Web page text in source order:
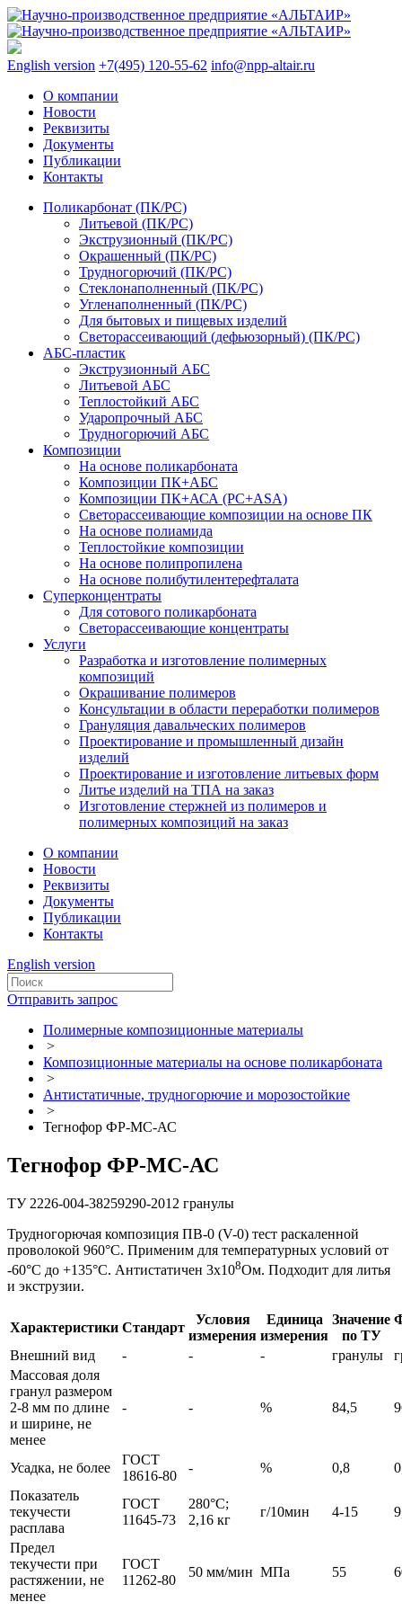
English version +7(495) 120-55-62 info@npp-altair.ru
О компании
Новости
Реквизиты
Документы
Публикации
Контакты
Поликарбонат (ПК/PC)
Литьевой (ПК/PC)
Экструзионный (ПК/PC)
Окрашенный (ПК/PC)
Трудногорючий (ПК/PC)
Стеклонаполненный (ПК/PC)
Угленаполненный (ПК/PC)
Для бытовых и пищевых изделий
Светорассеивающий (дефьюзорный) (ПК/PC)
АБС-пластик
Экструзионный АБС
Литьевой АБС
Теплостойкий АБС
Ударопрочный АБС
Трудногорючий АБС
Композиции
На основе поликарбоната
Композиции ПК+АБС
Композиции ПК+АСА (PC+ASA)
Светорассеивающие композиции на основе ПК
На основе полиамида
Теплостойкие композиции
На основе полипропилена
На основе полибутилентерефталата
Суперконцентраты
Для сотового поликарбоната
Светорассеивающие концентраты
Услуги
Разработка и изготовление полимерных
композиций
Окрашивание полимеров
Консультации в области переработки полимеров
Грануляция давальческих полимеров
Проектирование и промышленный дизайн
изделий
Проектирование и изготовление литьевых форм
Литье изделий на ТПА на заказ
Изготовление стержней из полимеров и
полимерных композиций на заказ
О компании
Новости
Реквизиты
Документы
Публикации
Контакты
English version
Отправить запрос
Полимерные композиционные материалы
>
Композиционные материалы на основе поликарбоната
>
Антистатичные, трудногорючие и морозостойкие
>
Тегнофор ФР-МС-АС
Тегнофор ФР-МС-АС
ТУ 2226-004-38259290-2012 гранулы
Трудногорючая композиция ПВ-0 (V-0) тест раскаленной
проволокой 960°С. Применим для температурных условий от
-60°С до +135°С. Антистатичен 3x108Ом. Подходит для литья
и экструзии.
Характеристики Стандарт
Условия
измерения
Единица
измерения
Значение
по ТУ
Внешний вид - - - гранулы
Массовая доля
гранул размером
2-8 мм по длине
и ширине, не
менее
- - % 84,5
Усадка, не более
ГОСТ
18616-80
- % 0,8
Показатель
текучести
расплава
ГОСТ
11645-73
280°С;
2,16 кг
г/10мин 4-15
Предел
текучести при
растяжении, не
менее
ГОСТ
11262-80
50 мм/мин МПа 55